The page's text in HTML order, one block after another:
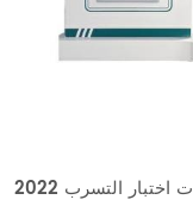
اختبار التسرب